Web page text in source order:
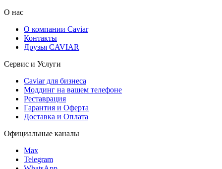
О нас
О компании Caviar
Контакты
Друзья CAVIAR
Сервис и Услуги
Caviar для бизнеса
Моддинг на вашем телефоне
Реставрация
Гарантия и Оферта
Доставка и Оплата
Официальные каналы
Max
Telegram